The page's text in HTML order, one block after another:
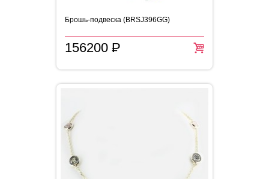
Брошь-подвеска (BRSJ396GG)
156200 =
P